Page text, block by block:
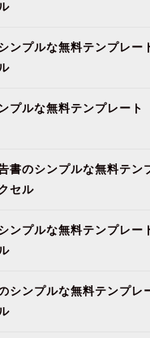
ンプルな無料テンプレ
プルな無料テンプレー
書のシンプルな無料テ
セル
ンプルな無料テンプレ
シンプルな無料テンプ